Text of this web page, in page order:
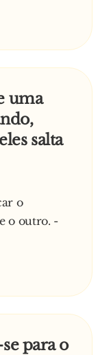
uma
salta
o
o outro. -
para o